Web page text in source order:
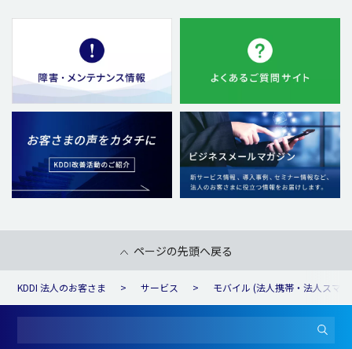
ページの先頭へ戻る
KDDI 法人のお客さま サービス モバイル (法人携帯・法人スマ